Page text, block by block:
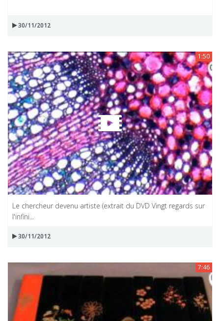
30/11/2012
1:50
Le chercheur devenu artiste (extrait du DVD Vingt regards sur
l'infini...
30/11/2012
7:46